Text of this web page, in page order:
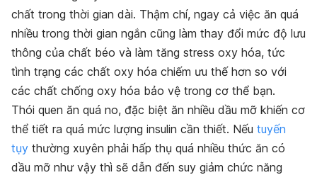
chất trong thời gian dài. Thậm chí, ngay cả việc ăn quá
nhiều trong thời gian ngắn cũng làm thay đổi mức độ lưu
thông của chất béo và làm tăng stress oxy hóa, tức
tình trạng các chất oxy hóa chiếm ưu thế hơn so với
các chất chống oxy hóa bảo vệ trong cơ thể bạn.
Thói quen ăn quá no, đặc biệt ăn nhiều dầu mỡ khiến cơ
thể tiết ra quá mức lượng insulin cần thiết. Nếu tuyến
tụy thường xuyên phải hấp thụ quá nhiều thức ăn có
dầu mỡ như vậy thì sẽ dẫn đến suy giảm chức năng